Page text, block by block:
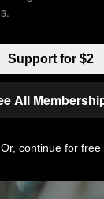
Support for $2
All
Or, continue for free